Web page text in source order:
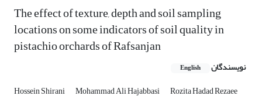
The effect of texture, depth and soil sampling
locations on some indicators of soil quality in
pistachio orchards of Rafsanjan
نویسندگان English
Hossein Shirani Mohammad Ali Hajabbasi
Rozita Hadad Rezaee